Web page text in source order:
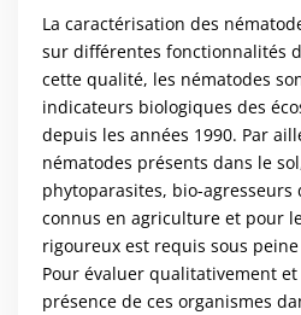
La caractérisation des
sur différentes fonctionnalités
cette qualité, les nématodes
indicateurs biologiques des
depuis les années 1990. Par
nématodes présents dans le
phytoparasites, bio-agresseurs
connus en agriculture et pour
rigoureux est requis sous
Pour évaluer qualitativement
présence de ces organismes